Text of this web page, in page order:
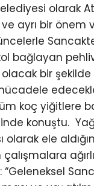
olarak
ayrı bir önem
bağlayan
olacak bir şekilde
koç yiğitlere
konuştu.
olarak ele
çalışmalara